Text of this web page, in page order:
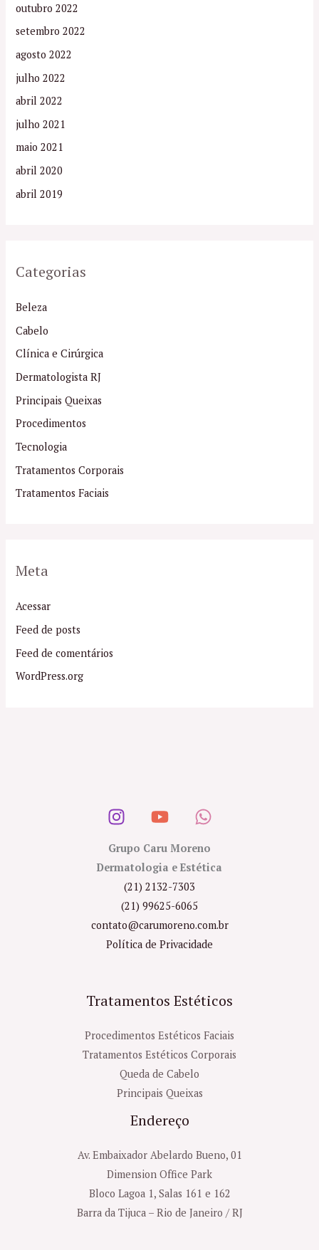
outubro 2022
setembro 2022
agosto 2022
julho 2022
abril 2022
julho 2021
maio 2021
abril 2020
abril 2019
Categorias
Beleza
Cabelo
Clínica e Cirúrgica
Dermatologista RJ
Principais Queixas
Procedimentos
Tecnologia
Tratamentos Corporais
Tratamentos Faciais
Meta
Acessar
Feed de posts
Feed de comentários
WordPress.org
Grupo Caru Moreno
Dermatologia e Estética
(21) 2132-7303
(21) 99625-6065
contato@carumoreno.com.br
Política de Privacidade
Tratamentos Estéticos
Procedimentos Estéticos Faciais
Tratamentos Estéticos Corporais
Queda de Cabelo
Principais Queixas
Endereço
Av. Embaixador Abelardo Bueno, 01
Dimension Office Park
Bloco Lagoa 1, Salas 161 e 162
Barra da Tijuca – Rio de Janeiro / RJ